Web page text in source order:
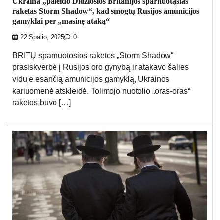
raketas Storm Shadow“, kad smogtų Rusijos amunicijos
gamyklai per „masinę ataką“
22 Spalio, 2025 0
BRITŲ sparnuotosios raketos „Storm Shadow“
prasiskverbė į Rusijos oro gynybą ir atakavo šalies
viduje esančią amunicijos gamyklą, Ukrainos
kariuomenė atskleidė. Tolimojo nuotolio „oras-oras“
raketos buvo […]